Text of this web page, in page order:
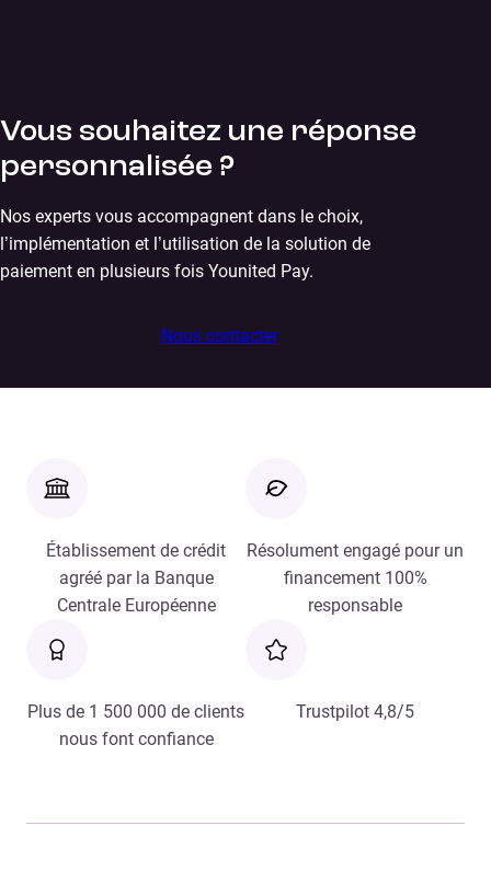
Vous souhaitez une réponse
personnalisée ?
Nos experts vous accompagnent dans le choix,
l’implémentation et l’utilisation de la solution de
paiement en plusieurs fois Younited Pay.
Nous contacter
Établissement de crédit
agréé par la Banque
Centrale Européenne
Résolument engagé pour un
financement 100%
responsable
Plus de 1 500 000 de clients
nous font confiance
Trustpilot 4,8/5